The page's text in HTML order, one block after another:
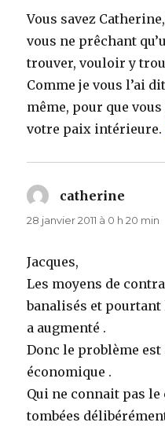
Vous savez
vous ne prêchant
trouver, vouloir y
Comme je vous l’ai
même, pour que
votre paix intérieure.
catherine
28 janvier 2011 à 0 h 20 min
Jacques,
Les moyens de
banalisés et pourtant
a augmenté .
Donc le problème est
économique .
Qui ne connait pas
tombées